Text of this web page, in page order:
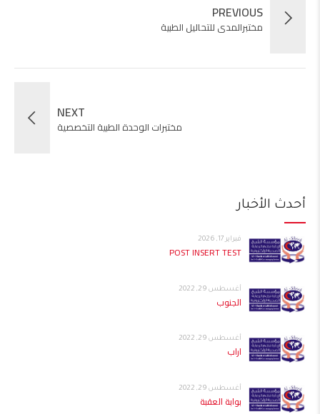
PREVIOUS
مختبرالمدى للتحاليل الطبية
NEXT
مختبرات الوحدة الطبية التخصصية
أحدث الأخبار
فبراير 17, 2026
POST INSERT TEST
أغسطس 29, 2022
الجنوب
أغسطس 29, 2022
اراب
أغسطس 29, 2022
بوابة العقبة